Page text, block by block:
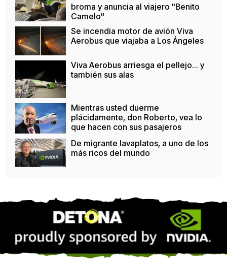
broma y anuncia al viajero "Benito
Camelo"
Se incendia motor de avión Viva
Aerobus que viajaba a Los Ángeles
Viva Aerobus arriesga el pellejo... y
también sus alas
Mientras usted duerme
plácidamente, don Roberto, vea lo
que hacen con sus pasajeros
De migrante lavaplatos, a uno de los
más ricos del mundo